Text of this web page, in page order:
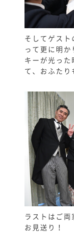
そしてゲスト
って更に明か
キーが光った
て、おふたり
ラストはご両
お見送り！